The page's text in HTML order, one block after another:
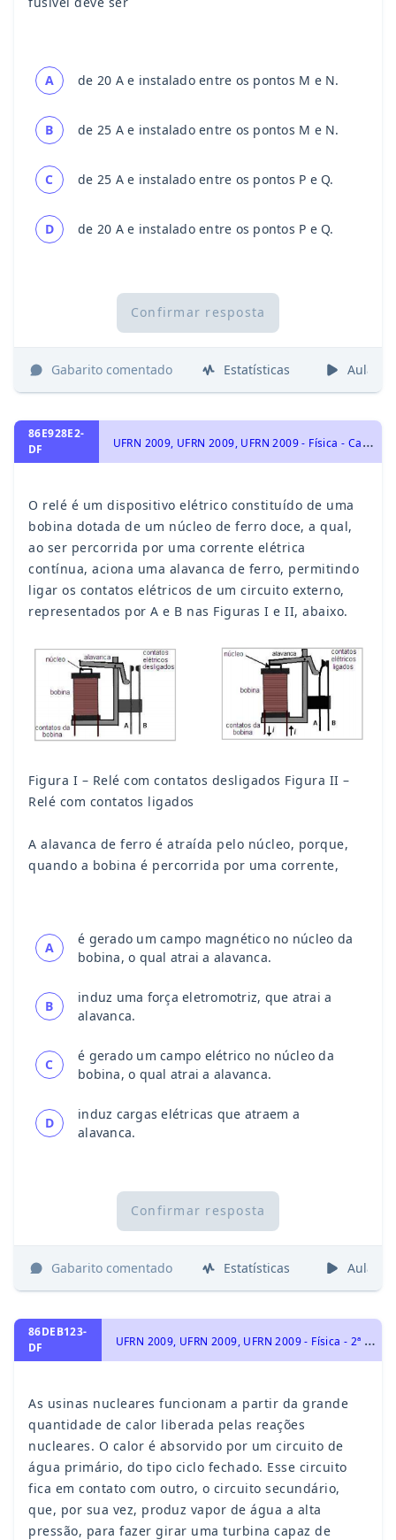
A de 20 A e instalado entre os pontos M e N.
B de 25 A e instalado entre os pontos M e N.
C de 25 A e instalado entre os pontos P e Q.
D de 20 A e instalado entre os pontos P e Q.
Confirmar resposta
Gabarito comentado Estatísticas Aulas
86E928E2-
DF
U
FRN 2009, UFRN 2009, UFRN 2009 - Física - Campo e Força Magnética, Magnetismo, Circuitos Elétricos e Leis de Kirchhoff, Eletricidade
O relé é um dispositivo elétrico constituído de uma
bobina dotada de um núcleo de ferro doce, a qual,
ao ser percorrida por uma corrente elétrica
contínua, aciona uma alavanca de ferro, permitindo
ligar os contatos elétricos de um circuito externo,
representados por A e B nas Figuras I e II, abaixo.
Figura I – Relé com contatos desligados Figura II –
Relé com contatos ligados
A alavanca de ferro é atraída pelo núcleo, porque,
quando a bobina é percorrida por uma corrente,
A
é gerado um campo magnético no núcleo da
bobina, o qual atrai a alavanca.
B
induz uma força eletromotriz, que atrai a
alavanca.
C
é gerado um campo elétrico no núcleo da
bobina, o qual atrai a alavanca.
D
induz cargas elétricas que atraem a
alavanca.
Confirmar resposta
Gabarito comentado Estatísticas Aulas
86DEB123-
DF
U
FRN 2009, UFRN 2009, UFRN 2009 - Física - 2ª Lei da Termodinâmica - Ciclo de Carnot e Máquinas Térmicas, Eletrodinâmica - Corrente Elétrica, Dinâmica, Calorimetria, Trabalho e Energia, Física Térmica - Termologia, Energia Mecânica e sua Conservação, 1ª Lei da Termodinâmica, Eletrostática e Lei de Coulomb. Força Elétrica., Eletricidade
As usinas nucleares funcionam a partir da grande
quantidade de calor liberada pelas reações
nucleares. O calor é absorvido por um circuito de
água primário, do tipo ciclo fechado. Esse circuito
fica em contato com outro, o circuito secundário,
que, por sua vez, produz vapor de água a alta
pressão, para fazer girar uma turbina capaz de